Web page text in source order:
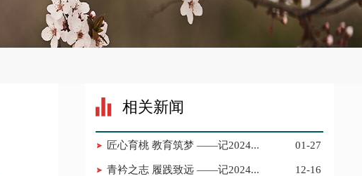
相关新闻
匠心育桃 教育筑梦 ——记2024... 01-27
青衿之志 履践致远 ——记2024... 12-16